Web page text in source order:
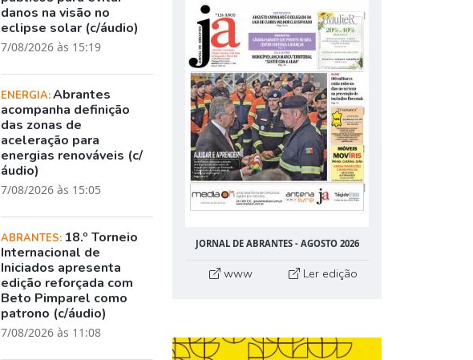
danos na visão no
eclipse solar (c/áudio)
7/08/2026 às 15:19
ENERGIA:Abrantes
acompanha definição
das zonas de
aceleração para
energias renováveis (c/
áudio)
7/08/2026 às 15:05
ABRANTES: 18.º Torneio
Internacional de
Iniciados apresenta
edição reforçada com
Beto Pimparel como
patrono (c/áudio)
7/08/2026 às 11:08
JORNAL DE ABRANTES - AGOSTO 2026
www Ler edição